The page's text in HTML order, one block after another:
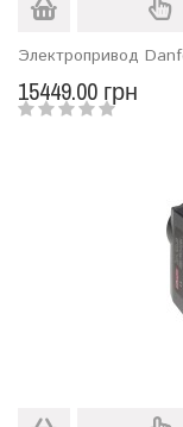
Электропривод
15449.00 грн